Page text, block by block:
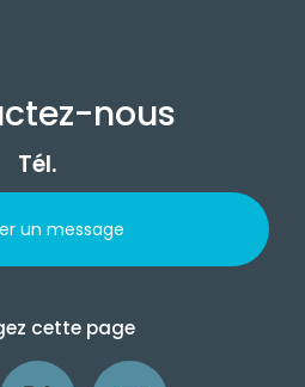
nous
Tél.
un message
cette page